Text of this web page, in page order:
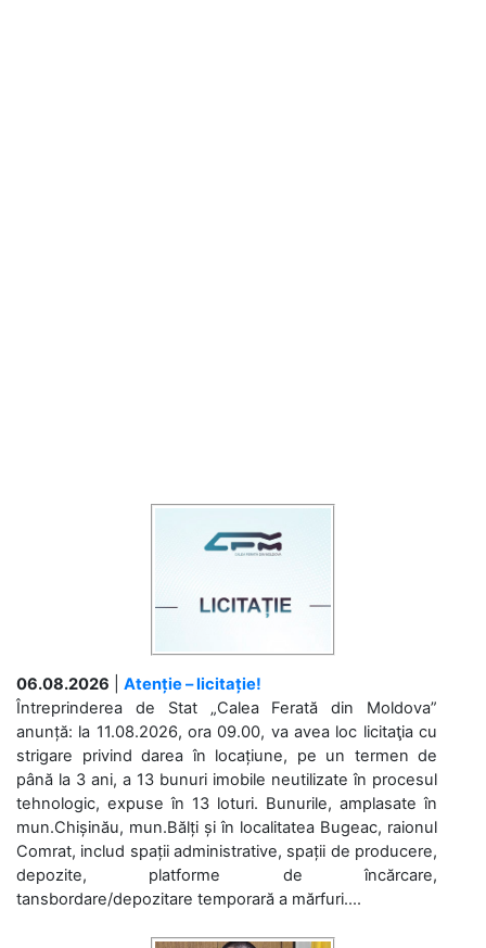
06.08.2026
Atenție – licitație!
Întreprinderea de Stat „Calea Ferată din Moldova”
anunță: la 11.08.2026, ora 09.00, va avea loc licitaţia cu
strigare privind darea în locațiune, pe un termen de
până la 3 ani, a 13 bunuri imobile neutilizate în procesul
tehnologic, expuse în 13 loturi. Bunurile, amplasate în
mun.Chișinău, mun.Bălți și în localitatea Bugeac, raionul
Comrat, includ spații administrative, spații de producere,
depozite, platforme de încărcare,
tansbordare/depozitare temporară a mărfuri....